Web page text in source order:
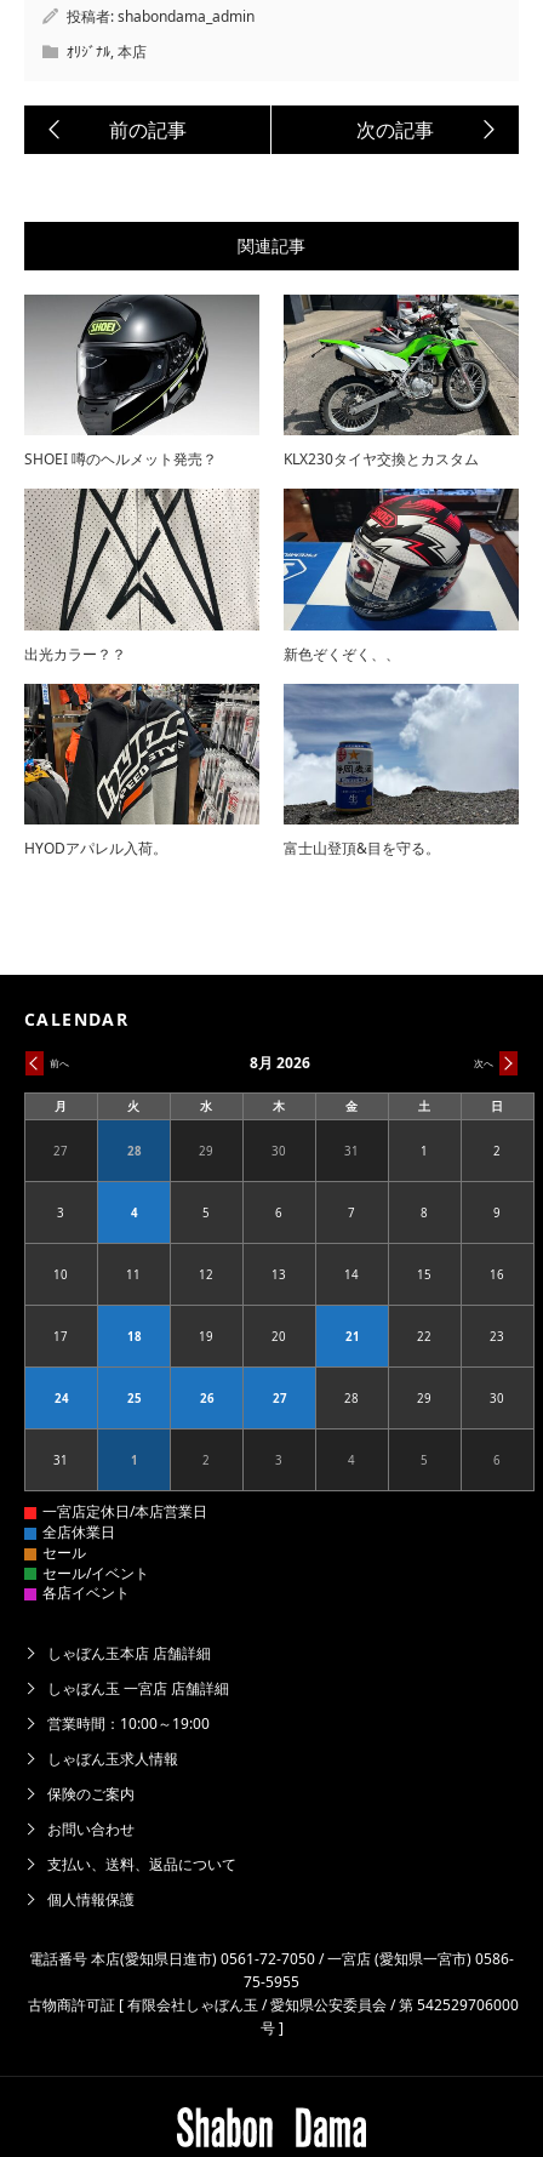
投稿者:shabondama_admin
ｵﾘｼﾞﾅﾙ,本店
関連記事
SHOEI 噂のヘルメット発売？ KLX230タイヤ交換とカスタム
出光カラー？？ 新色ぞくぞく、、
HYODアパレル入荷。 富士山登頂&目を守る。
CALENDAR
前へ 次へ
8月 2026
月
曜
火
曜
水
曜
木
曜
金
曜
土
曜
日
曜
272026.07.27 282026.07.28 292026.07.29 302026.07.30 312026.07.31 12026.08.01 2
32026.08.03 42026.08.04 52026.08.05 62026.08.06 72026.08.07 82026.08.08 9
102026.08.10 112026.08.11 122026.08.12 132026.08.13 142026.08.14 152026.08.15 16
172026.08.17 182026.08.18 192026.08.19 202026.08.20 212026.08.21 222026.08.22 23
242026.08.24 252026.08.25 262026.08.26 272026.08.27 282026.08.28 292026.08.29 30
312026.08.31 12026.09.01 22026.09.02 32026.09.03 42026.09.04 52026.09.05 6
しゃぼん玉本店 店舗詳細
しゃぼん玉 一宮店 店舗詳細
営業時間：10:00～19:00
しゃぼん玉求人情報
保険のご案内
お問い合わせ
支払い、送料、返品について
個人情報保護
電話番号 本店(愛知県日進市) 0561-72-7050 / 一宮店 (愛知県一宮市) 0586-
75-5955
古物商許可証 [ 有限会社しゃぼん玉 / 愛知県公安委員会 / 第 542529706000
号 ]